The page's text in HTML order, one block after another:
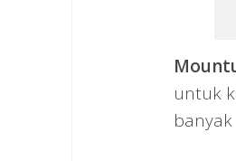
untuk